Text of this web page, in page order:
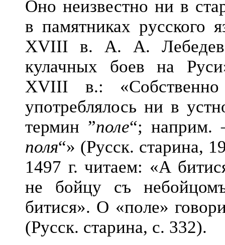
Оно неизвестно ни в
в памятниках
XVIII в. А. А. Лебедев
кулачных боев на
XVIII в.:
употреблялось ни в
термин ”поле“;
поля“» (Русск. старина,
1497 г. читаем: «А
не бойцу съ
битися». О «поле»
(Русск. старина, с. 332).